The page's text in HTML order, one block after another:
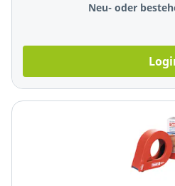
Neu- oder